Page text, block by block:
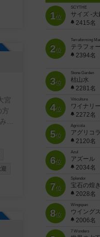
宮
ん
1位
SCYTHE
サイズ -
2415名
2位
Terraforming
テラフォ
2394名
3位
Stone Garden
枯山水
2281名
4位
Viticulture
ワイナリ
2272名
5位
Agricola
アグリコラ
2120名
6位
Azul
アズール
2034名
7位
Splendor
宝石の煌き
2028名
8位
Wingspan
ウイング
2006名
7 Wonders